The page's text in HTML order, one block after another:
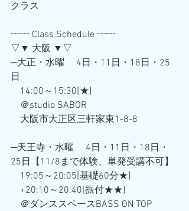
クラス
┅┅ Class Schedule ┅┅
▽▼ 大阪 ▼▽
─大正・水曜　 4日・11日・18日・25
日
14:00～15:30[★]
＠studio SABOR
大阪市大正区三軒家東1-8-8
─天王寺・水曜　 4日・11日・18日・
25日【11/8まで体験、単発受講不可】
19:05～20:05[基礎60分★]
+20:10～20:40[振付★★]
＠ダンススペースBASS ON TOP